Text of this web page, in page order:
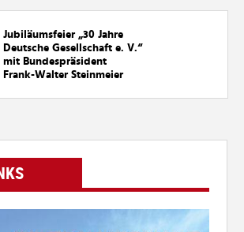
Jubiläumsfeier „30 Jahre
Deutsche Gesellschaft e. V.“
mit Bundespräsident
Frank-Walter Steinmeier